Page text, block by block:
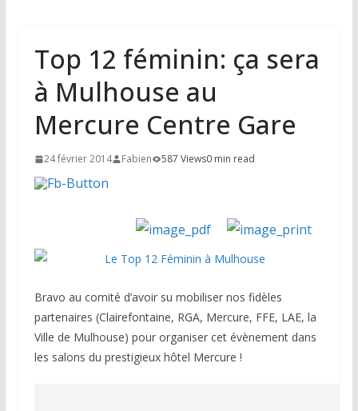
Top 12 féminin: ça sera
à Mulhouse au
Mercure Centre Gare
24 février 2014 Fabien 587 Views0 min read
Bravo au comité d’avoir su mobiliser nos fidèles
partenaires (Clairefontaine, RGA, Mercure, FFE, LAE, la
Ville de Mulhouse) pour organiser cet évènement dans
les salons du prestigieux hôtel Mercure !